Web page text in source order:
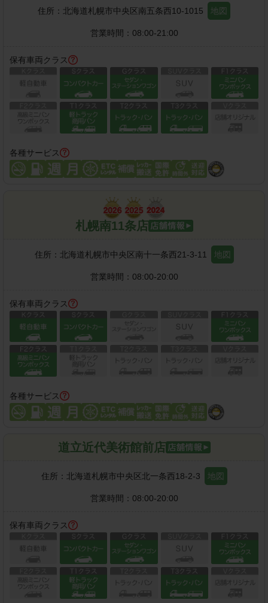
住所： 北海道札幌市中央区南五条西10-1015 地図
営業時間： 08:00-21:00
保有車両クラス
各種サービス
札幌南11条店
住所： 北海道札幌市中央区南十一条西21-3-11 地図
営業時間： 08:00-20:00
保有車両クラス
各種サービス
道立近代美術館前店
住所： 北海道札幌市中央区北一条西18-2-3 地図
営業時間： 08:00-20:00
保有車両クラス